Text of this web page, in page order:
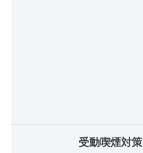
受動喫煙対策